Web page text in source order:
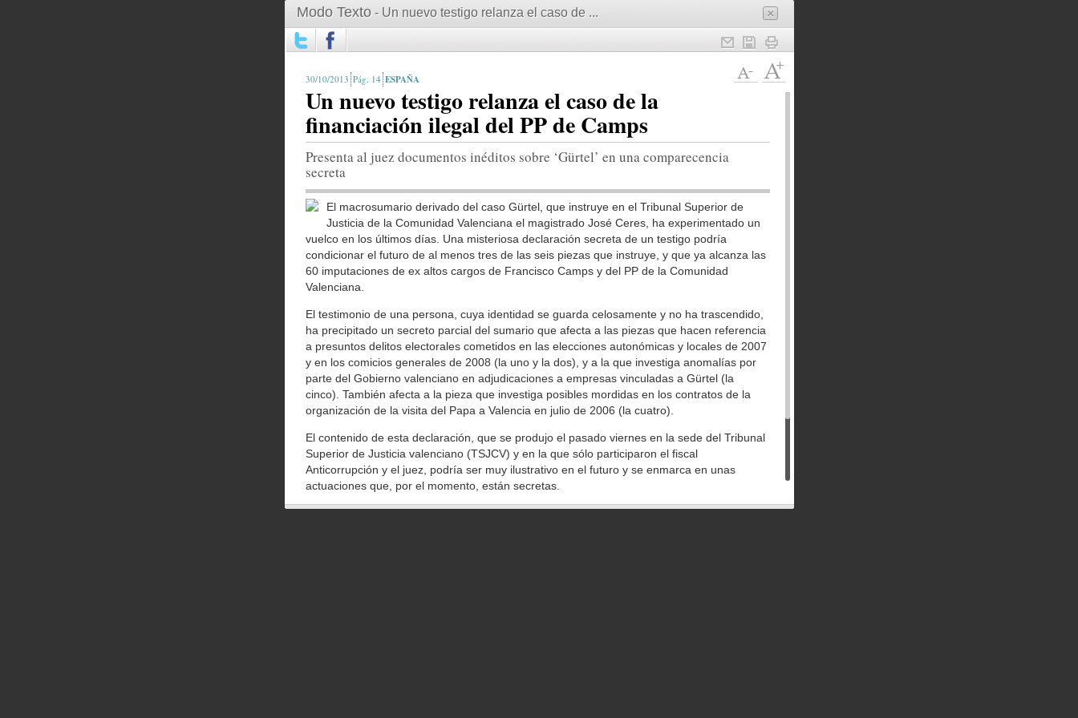
Modo Texto- Un nuevo testigo relanza el caso de ...
30/10/2013 14 ESPAÑA
Un nuevo testigo relanza el caso de la
financiación ilegal del PP de Camps
Presenta al juez documentos inéditos sobre ‘Gürtel’ en una comparecencia
secreta
El macrosumario derivado del caso Gürtel, que instruye en el Tribunal Superior de
Justicia de la Comunidad Valenciana el magistrado José Ceres, ha experimentado un
vuelco en los últimos días. Una misteriosa declaración secreta de un testigo podría
condicionar el futuro de al menos tres de las seis piezas que instruye, y que ya alcanza las
60 imputaciones de ex altos cargos de Francisco Camps y del PP de la Comunidad
Valenciana.
El testimonio de una persona, cuya identidad se guarda celosamente y no ha trascendido,
ha precipitado un secreto parcial del sumario que afecta a las piezas que hacen referencia
a presuntos delitos electorales cometidos en las elecciones autonómicas y locales de 2007
y en los comicios generales de 2008 (la uno y la dos), y a la que investiga anomalías por
parte del Gobierno valenciano en adjudicaciones a empresas vinculadas a Gürtel (la
cinco). También afecta a la pieza que investiga posibles mordidas en los contratos de la
organización de la visita del Papa a Valencia en julio de 2006 (la cuatro).
El contenido de esta declaración, que se produjo el pasado viernes en la sede del Tribunal
Superior de Justicia valenciano (TSJCV) y en la que sólo participaron el fiscal
Anticorrupción y el juez, podría ser muy ilustrativo en el futuro y se enmarca en unas
actuaciones que, por el momento, están secretas.
Por ejemplo, en la pieza de la visita del Papa se han declarados secreto por 30 días los